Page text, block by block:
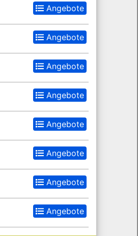
Angebote
Angebote
Angebote
Angebote
Angebote
Angebote
Angebote
Angebote